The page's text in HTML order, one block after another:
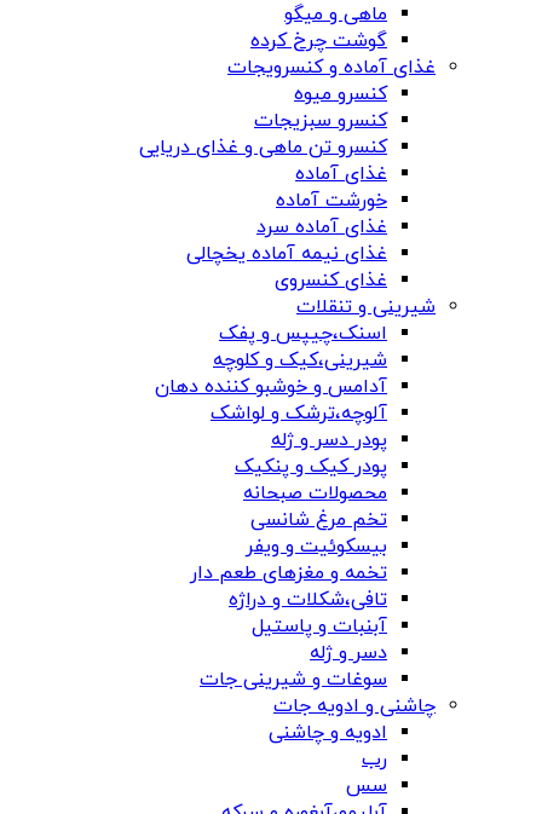
ماهی و میگو
گوشت چرخ کرده
غذای آماده و کنسرویجات
کنسرو میوه
کنسرو سبزیجات
کنسرو تن ماهی و غذای دریایی
غذای آماده
خورشت آماده
غذای آماده سرد
غذای نیمه آماده یخچالی
غذای کنسروی
شیرینی و تنقلات
اسنک،چیپس و پفک
شیرینی،کیک و کلوچه
آدامس و خوشبو کننده دهان
آلوچه،ترشک و لواشک
پودر دسر و ژله
پودر کیک و پنکیک
محصولات صبحانه
تخم مرغ شانسی
بیسکوئیت و ویفر
تخمه و مغزهای طعم دار
تافی،شکلات و دراژه
آبنبات و پاستیل
دسر و ژله
سوغات و شیرینی جات
چاشنی و ادویه جات
ادویه و چاشنی
رب
سس